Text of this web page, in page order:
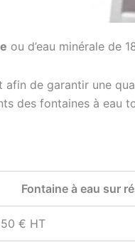
ou d’eau minérale de
de garantir une
des fontaines à eau
Fontaine à eau sur
€ HT